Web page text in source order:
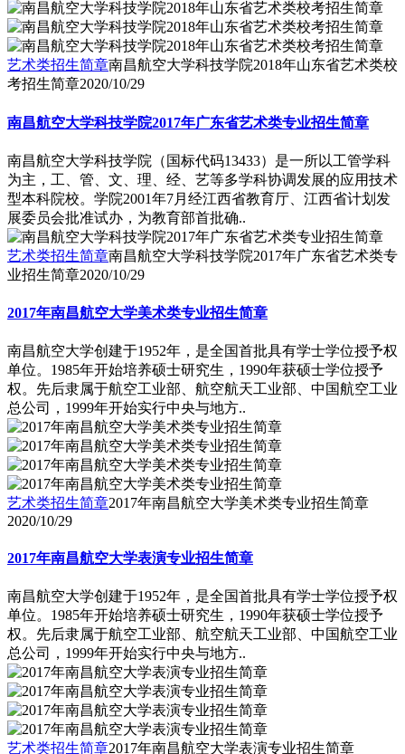
艺术类招生简章南昌航空大学科技学院2018年山东省艺术类校
考招生简章2020/10/29
南昌航空大学科技学院2017年广东省艺术类专业招生简章
南昌航空大学科技学院（国标代码13433）是一所以工管学科
为主，工、管、文、理、经、艺等多学科协调发展的应用技术
型本科院校。学院2001年7月经江西省教育厅、江西省计划发
展委员会批准试办，为教育部首批确..
艺术类招生简章南昌航空大学科技学院2017年广东省艺术类专
业招生简章2020/10/29
2017年南昌航空大学美术类专业招生简章
南昌航空大学创建于1952年，是全国首批具有学士学位授予权
单位。1985年开始培养硕士研究生，1990年获硕士学位授予
权。先后隶属于航空工业部、航空航天工业部、中国航空工业
总公司，1999年开始实行中央与地方..
艺术类招生简章2017年南昌航空大学美术类专业招生简章
2020/10/29
2017年南昌航空大学表演专业招生简章
南昌航空大学创建于1952年，是全国首批具有学士学位授予权
单位。1985年开始培养硕士研究生，1990年获硕士学位授予
权。先后隶属于航空工业部、航空航天工业部、中国航空工业
总公司，1999年开始实行中央与地方..
艺术类招生简章2017年南昌航空大学表演专业招生简章